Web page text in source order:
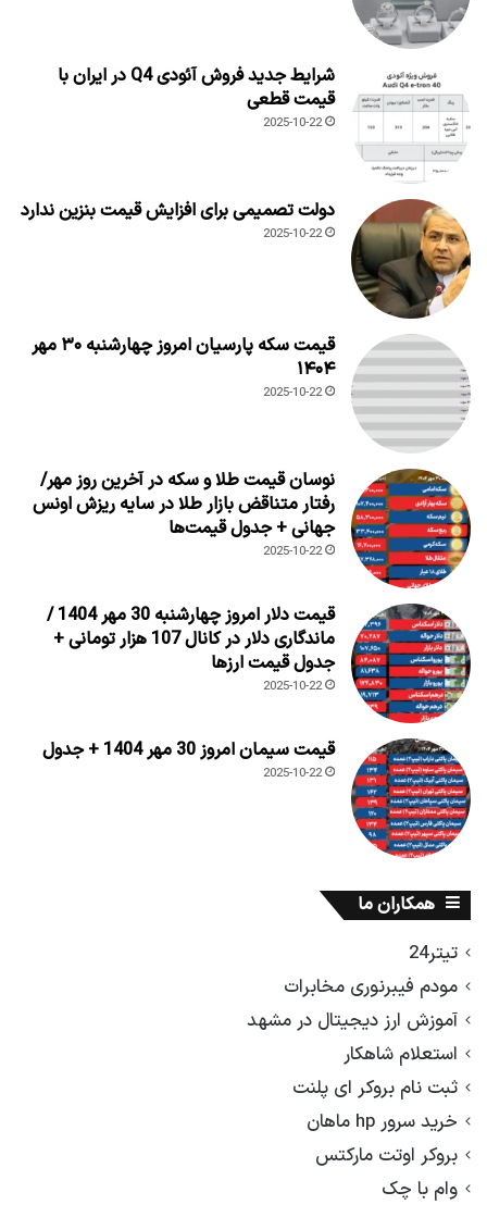
شرایط جدید فروش آئودی Q4 در ایران با
قیمت قطعی
2025-10-22
دولت تصمیمی برای افزایش قیمت بنزین ندارد
2025-10-22
قیمت سکه پارسیان امروز چهارشنبه ۳۰ مهر
۱۴۰۴
2025-10-22
نوسان قیمت طلا و سکه در آخرین روز مهر/
رفتار متناقض بازار طلا در سایه ریزش اونس
جهانی + جدول قیمت‌ها
2025-10-22
قیمت دلار امروز چهارشنبه 30 مهر 1404 /
ماندگاری دلار در کانال 107 هزار تومانی +
جدول قیمت ارزها
2025-10-22
قیمت سیمان امروز 30 مهر 1404 + جدول
2025-10-22
همکاران ما
تیتر24
مودم فیبرنوری مخابرات
آموزش ارز دیجیتال در مشهد
استعلام شاهکار
ثبت نام بروکر ای پلنت
خرید سرور hp ماهان
بروکر اوتت مارکتس
وام با چک